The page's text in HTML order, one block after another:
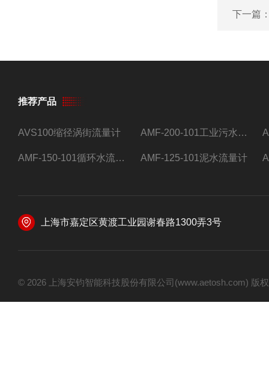
下一篇
推荐产品
AVS100缩径涡街流量计 AMF-200-101工业污水流量计
AMF-150-101循环水流量计,电磁流量计 AMF-125-101泥水流量计
上海市嘉定区黄渡工业园谢春路1300弄3号
© 2026 上海安钧智能科技股份有限公司(www.aetosh.com)